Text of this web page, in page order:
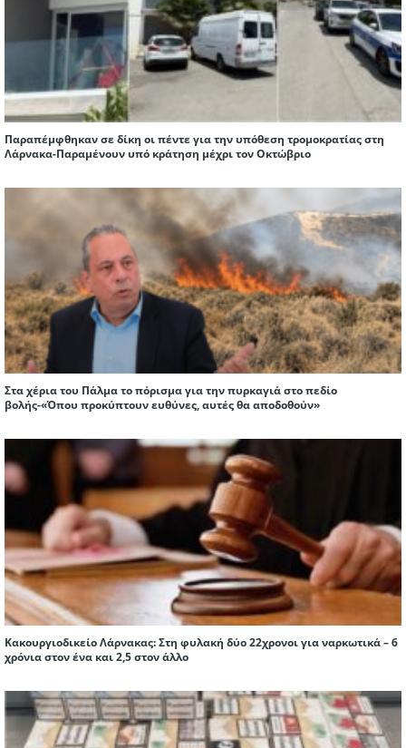
Παραπέμφθηκαν σε δίκη οι πέντε για την υπόθεση τρομοκρατίας στη
Λάρνακα-Παραμένουν υπό κράτηση μέχρι τον Οκτώβριο
Στα χέρια του Πάλμα το πόρισμα για την πυρκαγιά στο πεδίο
βολής-«Όπου προκύπτουν ευθύνες, αυτές θα αποδοθούν»
Κακουργιοδικείο Λάρνακας: Στη φυλακή δύο 22χρονοι για ναρκωτικά – 6
χρόνια στον ένα και 2,5 στον άλλο